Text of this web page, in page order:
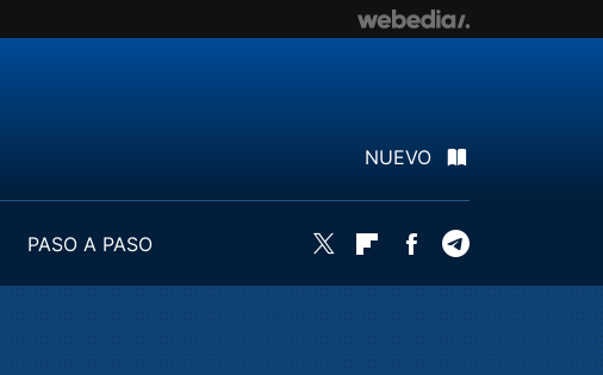
NUEVO
PASO A PASO
Twitter FlipboardFacebook